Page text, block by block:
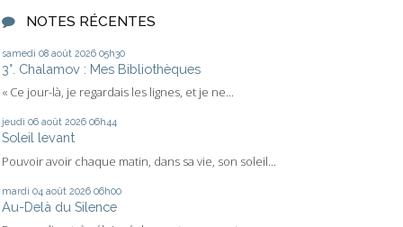
NOTES RÉCENTES
samedi 08 août 2026 05h30
3°. Chalamov : Mes Bibliothèques
« Ce jour-là, je regardais les lignes, et je ne...
jeudi 06 août 2026 06h44
Soleil levant
Pouvoir avoir chaque matin, dans sa vie, son soleil...
mardi 04 août 2026 06h00
Au-Delà du Silence